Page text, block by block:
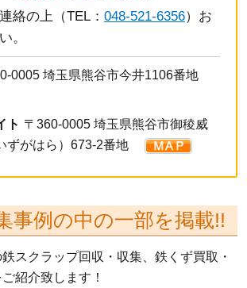
絡の上（TEL： 048-521-6356）お
。
0005 埼玉県熊谷市今井1106番地
ト 〒360-0005 埼玉県熊谷市御稜威
ずがはら）673-2番地
事例の中の一部を掲載!!
スクラップ回収・収集、鉄くず買取・
紹介致します！